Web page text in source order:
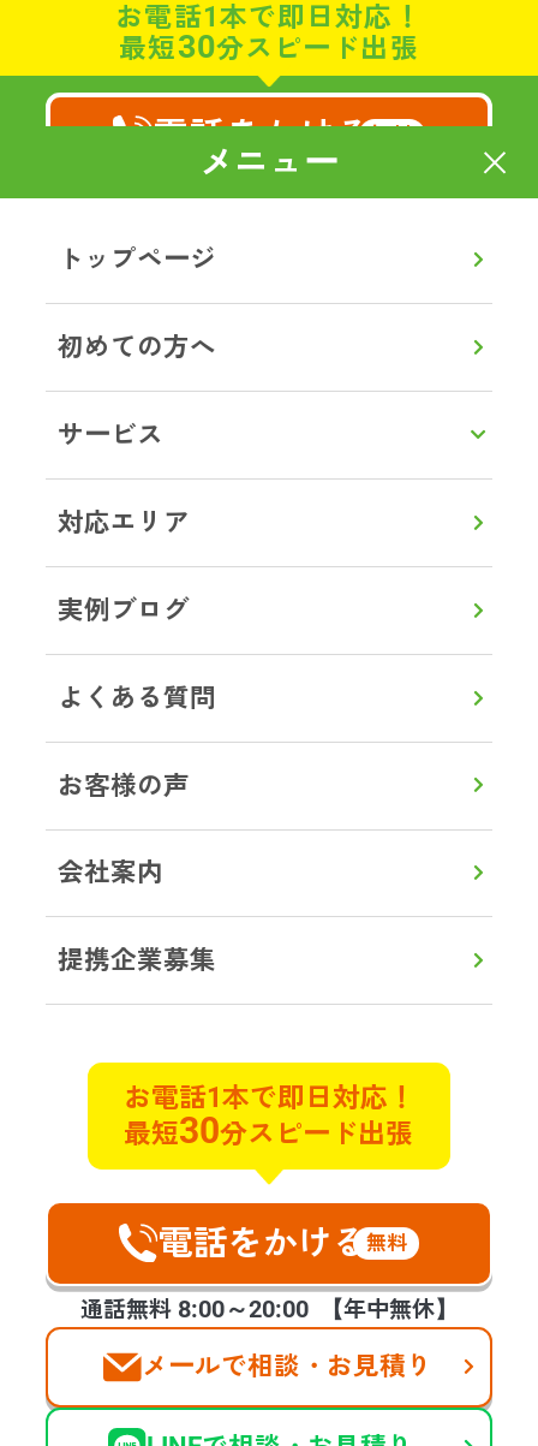
メニュー
トップページ
初めての方へ
サービス
対応エリア
実例ブログ
よくある質問
お客様の声
会社案内
提携企業募集
お電話1本で即日対応！
最短30分スピード出張
電話をかける無料
通話無料 8:00～20:00 【年中無休】
メールで相談・お見積り
お電話1本で即日対応！
最短30分スピード出張
電話をかける
通話無料8:00～20:00 【年中無休】
0120-357-664
通話無料8:00～20:00
メールで見積り・相談
初めての方へ対応エリアよくある質問
サービス
遺品整理遺品買取特殊清掃
不用品回収
貴重品探索ゴミ屋敷片付け遺品の合同供養
不動産整理･買取ハウスクリーニング空家整理
生前整理 福祉整理
お客様の声会社案内提携企業様の募集
©2025 days,Inc